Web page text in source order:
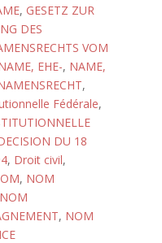
, GESETZ ZUR
DES
VOM
EHE-, NAME,
,
Fédérale,
DU 18
, Droit civil,
, NOM
NOM
, NOM